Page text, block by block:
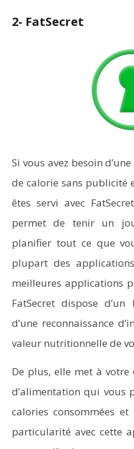
2- FatSecret
Si vous avez besoin
de calorie sans publicité
êtes servi avec
permet de tenir un
planifier tout ce que
plupart des
meilleures applications
FatSecret dispose
d’une reconnaissance
valeur nutritionnelle de
De plus, elle met à
d’alimentation qui vous
calories consommées
particularité avec cette